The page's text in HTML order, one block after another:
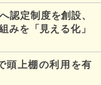
認定制度を創設、
みを「見える化」
頭上棚の利用を有